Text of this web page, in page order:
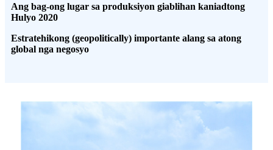
Ang bag-ong lugar sa produksiyon giablihan kaniadtong
Hulyo 2020
Estratehikong (geopolitically) importante alang sa atong
global nga negosyo